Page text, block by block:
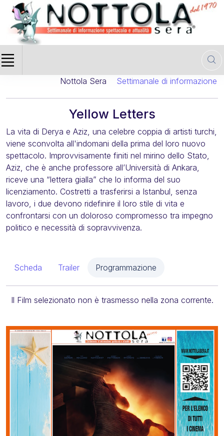
Nottola Sera Settimanale di informazione
Yellow Letters
La vita di Derya e Aziz, una celebre coppia di artisti turchi,
viene sconvolta all'indomani della prima del loro nuovo
spettacolo. Improvvisamente finiti nel mirino dello Stato,
Aziz, che è anche professore all’Università di Ankara,
riceve una “lettera gialla” che lo informa del suo
licenziamento. Costretti a trasferirsi a Istanbul, senza
lavoro, i due devono ridefinire il loro stile di vita e
confrontarsi con un doloroso compromesso tra impegno
politico e necessità di sopravvivenza.
Scheda Trailer Programmazione
Il Film selezionato non è trasmesso nella zona corrente.